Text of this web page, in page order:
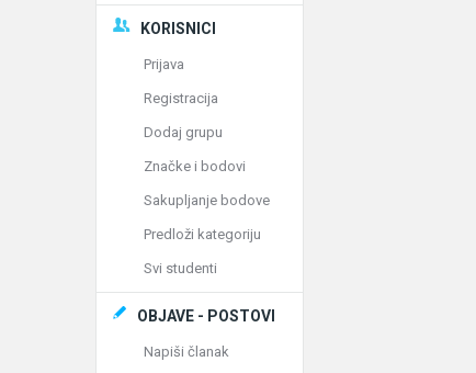
KORISNICI
Prijava
Registracija
Dodaj grupu
Značke i bodovi
Sakupljanje bodove
Predloži kategoriju
Svi studenti
OBJAVE - POSTOVI
Napiši članak